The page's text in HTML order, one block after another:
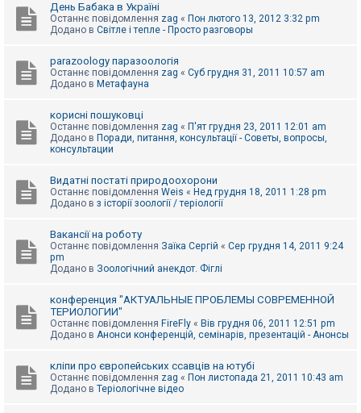
День Бабака в Україні
Останнє повідомлення zag « Пон лютого 13, 2012 3:32 pm
Додано в Світле і тепле - Просто разговоры
parazoology паразоологія
Останнє повідомлення zag « Суб грудня 31, 2011 10:57 am
Додано в Метафауна
корисні пошуковці
Останнє повідомлення zag « П'ят грудня 23, 2011 12:01 am
Додано в Поради, питання, консультації - Советы, вопросы,
консультации
Видатні постаті природоохорони
Останнє повідомлення Weis « Нед грудня 18, 2011 1:28 pm
Додано в з історії зоології / теріології
Вакансії на роботу
Останнє повідомлення Заїка Сергій « Сер грудня 14, 2011 9:24
pm
Додано в Зоологічний анекдот. Фіглі
конференция "АКТУАЛЬНЫЕ ПРОБЛЕМЫ СОВРЕМЕННОЙ
ТЕРИОЛОГИИ"
Останнє повідомлення FireFly « Вів грудня 06, 2011 12:51 pm
Додано в Анонси конференцій, семінарів, презентацій - Анонсы
кліпи про європейських ссавців на ютубі
Останнє повідомлення zag « Пон листопада 21, 2011 10:43 am
Додано в Теріологічне відео